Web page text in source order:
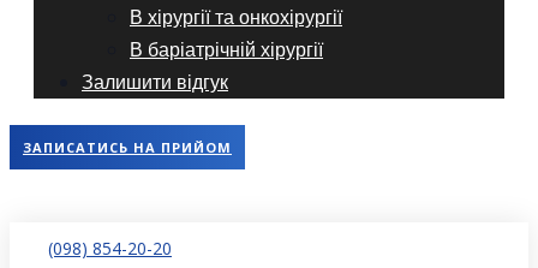
В хірургії та онкохірургії
В баріатрічній хірургії
Залишити відгук
ЗАПИСАТИСЬ НА ПРИЙОМ
(098) 854-20-20